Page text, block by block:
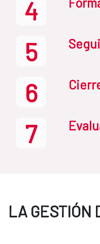
4
5
6
7
LA GESTIÓN